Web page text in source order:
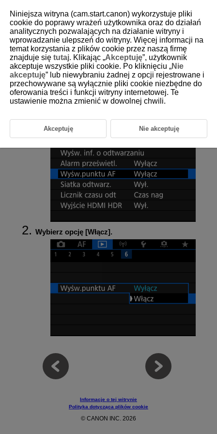
D180-166
Wyświetlanie punktu AF
Można wyświetlić punkty AF użyte do ustawienia ostrości — będą one
wyróżnione na czerwono na ekranie odtwarzania filmu.
Wybierz [ :Wyśw.punktu AF].
Wybierz opcję [Włącz].
Informacje o tej witrynie
Polityka dotycząca plików cookie
© CANON INC. 2026
Niniejsza witryna (cam.start.canon) wykorzystuje pliki
cookie do poprawy wrażeń użytkownika oraz do działań
analitycznych pozwalających na działanie witryny i
wprowadzanie ulepszeń do witryny. Więcej informacji na
temat korzystania z plików cookie przez naszą firmę
znajduje się tutaj. Klikając „Akceptuję”, użytkownik
akceptuje wszystkie pliki cookie. Po kliknięciu „Nie
akceptuję” lub niewybraniu żadnej z opcji rejestrowane i
przechowywane są wyłącznie pliki cookie niezbędne do
oferowania treści i funkcji witryny internetowej. Te
ustawienie można zmienić w dowolnej chwili.
Akceptuję Nie akceptuję